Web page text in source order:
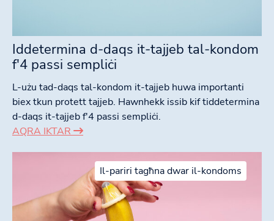
Iddetermina d-daqs it-tajjeb tal-kondom
f'4 passi sempliċi
L-użu tad-daqs tal-kondom it-tajjeb huwa importanti
biex tkun protett tajjeb. Hawnhekk issib kif tiddetermina
d-daqs it-tajjeb f'4 passi sempliċi.
AQRA IKTAR
Il-pariri tagħna dwar il-kondoms